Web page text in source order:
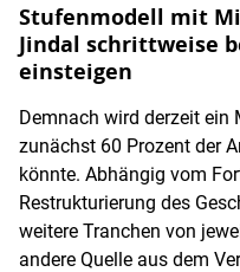
Stufenmodell mit
Jindal schrittweise
einsteigen
Demnach wird derzeit ein
zunächst 60 Prozent der
könnte. Abhängig vom
Restrukturierung des
weitere Tranchen von
andere Quelle aus dem